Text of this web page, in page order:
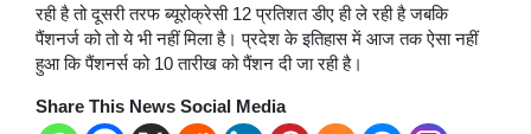
रही है तो दूसरी तरफ ब्यूरोक्रेसी 12 प्रतिशत डीए ही ले रही है जबकि
पैंशनर्ज को तो ये भी नहीं मिला है। प्रदेश के इतिहास में आज तक ऐसा नहीं
हुआ कि पैंशनर्स को 10 तारीख को पैंशन दी जा रही है।
Share This News Social Media